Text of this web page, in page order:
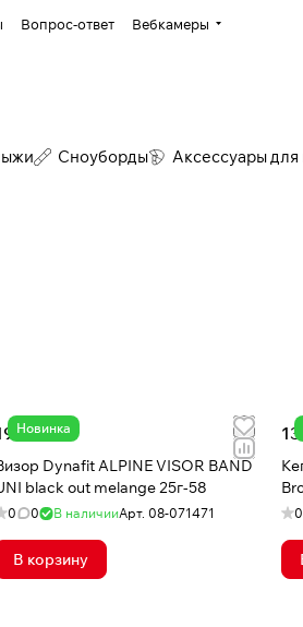
Вопрос-ответ Вебкамеры
Сноуборды Аксессуары
Новинка
206 ₸
Dynafit ALPINE VISOR BAND
black out melange 25г-58
0 0 В наличииАрт. 08-071471
В корзину
0